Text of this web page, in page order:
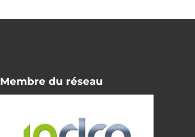
Membre du réseau